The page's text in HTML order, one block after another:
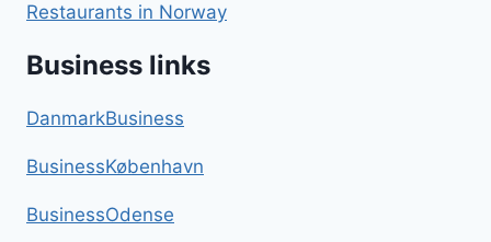
Restaurants in Norway
Business links
DanmarkBusiness
BusinessKøbenhavn
BusinessOdense